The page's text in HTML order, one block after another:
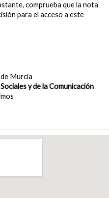
comprueba que la nota
para el acceso a este
Murcia
y de la Comunicación